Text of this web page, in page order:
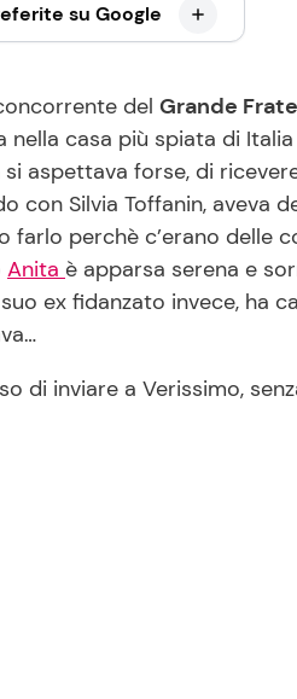
su Google
del Grande
casa più spiata di
aspettava forse, di
con Silvia Toffanin, aveva
farlo perchè c’erano delle
Anita è apparsa serena e
ex fidanzato invece, ha
di inviare a Verissimo,